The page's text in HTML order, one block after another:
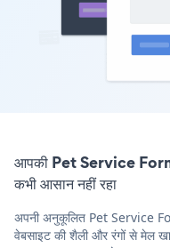
आपकी Pet Service
कभी आसान नहीं रहा
अपनी अनुकूलित Pet Service
वेबसाइट की शैली और रंगों से मेल